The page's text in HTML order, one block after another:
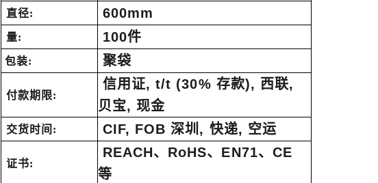
2026-05-22 15:37:50 2026-05-06 15:28:43
直径: 600mm
量: 100件
包装: 聚袋
付款期限:
信用证, t/t (30% 存款), 西联,
贝宝, 现金
交货时间: CIF, FOB 深圳, 快递, 空运
证书:
REACH、RoHS、EN71、CE
等